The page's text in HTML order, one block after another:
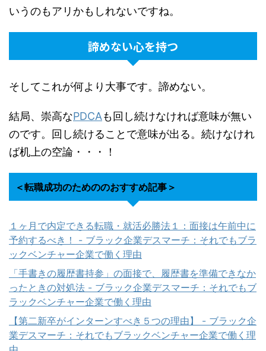
いうのもアリかもしれないですね。
諦めない心を持つ
そしてこれが何より大事です。諦めない。
結局、崇高なPDCAも回し続けなければ意味が無い
のです。回し続けることで意味が出る。続けなけれ
ば机上の空論・・・！
＜転職成功のためののおすすめ記事＞
１ヶ月で内定できる転職・就活必勝法１：面接は午前中に
予約するべき！ - ブラック企業デスマーチ：それでもブラ
ックベンチャー企業で働く理由
「手書きの履歴書持参」の面接で、履歴書を準備できなか
ったときの対処法 - ブラック企業デスマーチ：それでもブ
ラックベンチャー企業で働く理由
【第二新卒がインターンすべき５つの理由】 - ブラック企
業デスマーチ：それでもブラックベンチャー企業で働く理